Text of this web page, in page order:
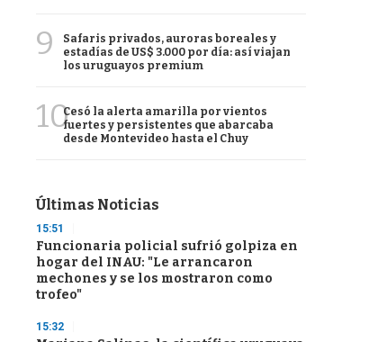
9
Safaris privados, auroras boreales y
estadías de US$ 3.000 por día: así viajan
los uruguayos premium
10Cesó la alerta amarilla por vientos
fuertes y persistentes que abarcaba
desde Montevideo hasta el Chuy
Últimas Noticias
15:51
Funcionaria policial sufrió golpiza en
hogar del INAU: "Le arrancaron
mechones y se los mostraron como
trofeo"
15:32